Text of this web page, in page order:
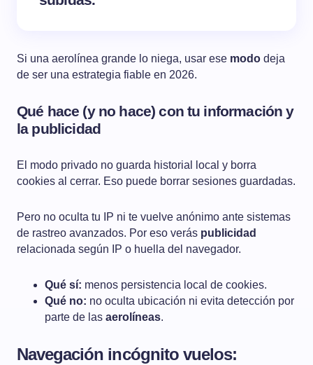
Si una aerolínea grande lo niega, usar ese modo deja
de ser una estrategia fiable en 2026.
Qué hace (y no hace) con tu información y
la publicidad
El modo privado no guarda historial local y borra
cookies al cerrar. Eso puede borrar sesiones guardadas.
Pero no oculta tu IP ni te vuelve anónimo ante sistemas
de rastreo avanzados. Por eso verás publicidad
relacionada según IP o huella del navegador.
Qué sí: menos persistencia local de cookies.
Qué no: no oculta ubicación ni evita detección por
parte de las aerolíneas.
Navegación incógnito vuelos: